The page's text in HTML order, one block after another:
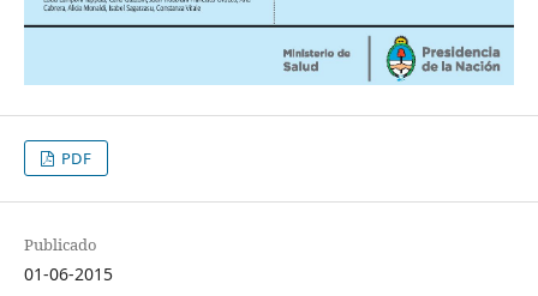
PDF
Publicado
01-06-2015